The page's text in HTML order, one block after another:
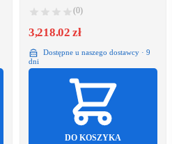
(0)
3,218.02 zł
Dostępne u naszego dostawcy · 9
dni
DO KOSZYKA